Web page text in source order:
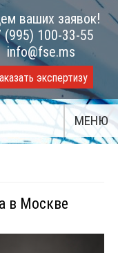
ваших заявок!
(995) 100-33-55
info@fse.ms
экспертизу
МЕНЮ
в Москве